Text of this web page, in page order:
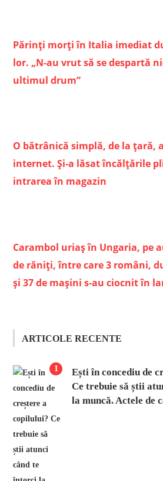
Părinți morți în Italia imediat
lor. „N-au vrut să se despartă
ultimul drum”
O bătrânică simplă, de la țară,
internet. Și-a lăsat încălțările
intrarea în magazin
Carambol uriaș în Ungaria, pe
de răniți, între care 3 români,
și 37 de mașini s-au ciocnit în
ARTICOLE RECENTE
1
Ești în concediu de
Ce trebuie să știi
la muncă. Actele de